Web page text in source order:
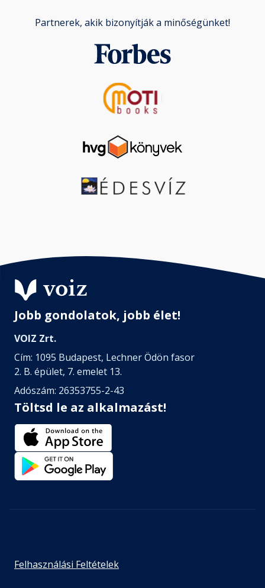
Partnerek, akik bizonyítják a minőségünket!
Jobb gondolatok, jobb élet!
VOIZ Zrt.
Cím: 1095 Budapest, Lechner Ödön fasor
2. B. épület, 7. emelet 13.
Adószám: 26353755-2-43
Töltsd le az alkalmazást!
Felhasználási Feltételek